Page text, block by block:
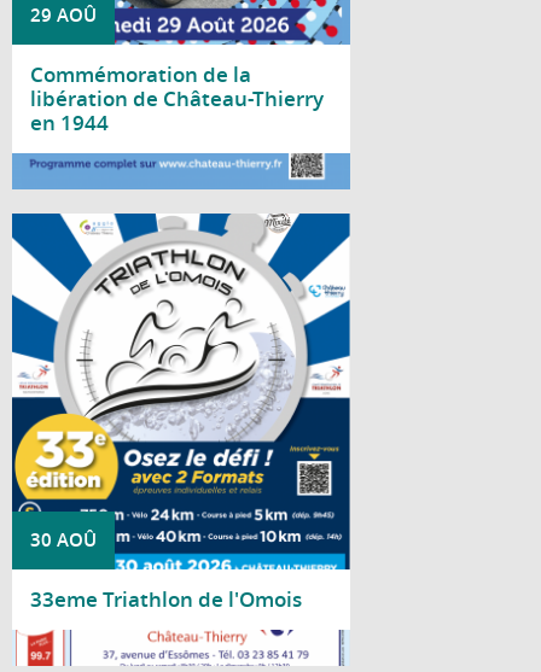
29 AOÛ
Commémoration de la
libération de Château-Thierry
en 1944
Lire la suite
30 AOÛ
33eme Triathlon de l'Omois
Rendez-vous mythique, historique et
dynamique de Château-Thierry, le Triathlon
de l'Omois se déroulera le 30 août 2026 !
Lire la suite